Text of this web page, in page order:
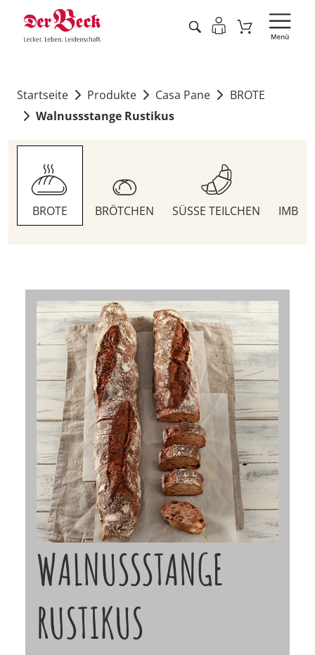
Startseite Produkte Casa Pane
BROTE
Walnussstange Rustikus
BROTE BRÖTCHEN SÜSSE TEILCHEN
WALNUSSSTANGE
RUSTIKUS